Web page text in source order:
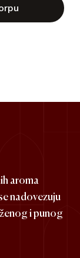
aroma
nadovezuju
i punog